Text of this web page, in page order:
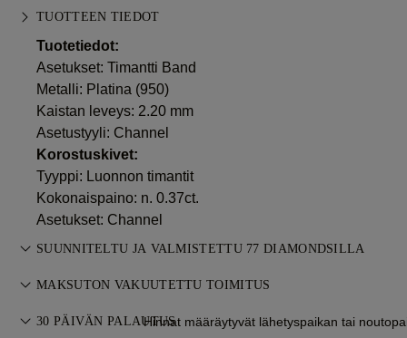
Hinnat määräytyvät lähetyspaikan tai
TUOTTEEN TIEDOT
Tuotetiedot:
Asetukset: Timantti Band
Metalli: Platina (950)
Kaistan leveys: 2.20 mm
Asetustyyli: Channel
Korostuskivet:
Tyyppi: Luonnon timantit
Kokonaispaino: n. 0.37ct.
Asetukset: Channel
SUUNNITELTU JA VALMISTETTU 77 DIAMONDSILLA
Korutaiteen mestaruutta, yksi koru kerrallaan, 77 Diamondsin
MAKSUTON VAKUUTETTU TOIMITUS
Kaikki postikulut ovat maksuttomia, riippumatta siitä, missä
30 PÄIVÄN PALAUTUS